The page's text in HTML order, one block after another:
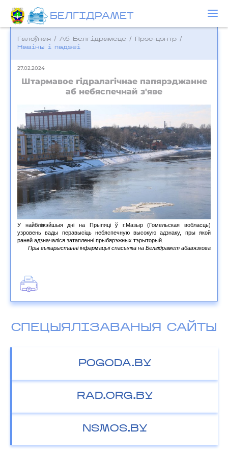
БЕЛГIДРAМЕТ
Галоўная / Аб Белгідрамеце / Прэс-цэнтр /
Навіны і падзеі
27.02.2024
Штармавое гідралагічнае папярэджанне
аб небяспечнай з'яве
У найбліжэйшыя дні на Прыпяці ў г.Мазыр (Гомельская вобласць)
узровень вады перавысіць небяспечную высокую адзнаку, пры якой
раней адзначаліся затапленні прыбярэжных тэрыторый.
Пры выкарыстанні інфармацыі спасылка на Белгідрамет абавязкова
СПЕЦЫЯЛІЗАВАНЫЯ САЙТЫ
POGODA.BY
RAD.ORG.BY
NSMOS.BY